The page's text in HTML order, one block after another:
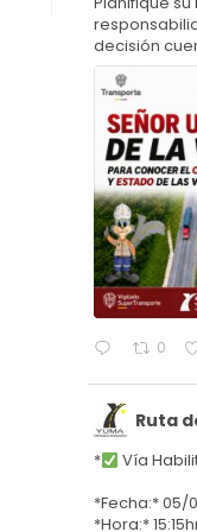
decisión
0
Ruta
* Vía
*Fecha:* 05/
*Hora:*